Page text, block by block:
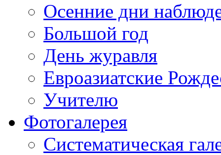
Осенние дни
Большой год
День журавля
Евроазиатские
Учителю
Фотогалерея
Систематическая